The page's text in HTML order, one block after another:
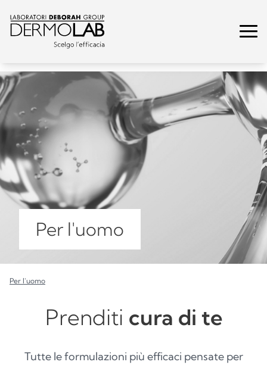
Per l'uomo
Per l'uomo
Prenditi cura di te
Tutte le formulazioni più efficaci pensate per